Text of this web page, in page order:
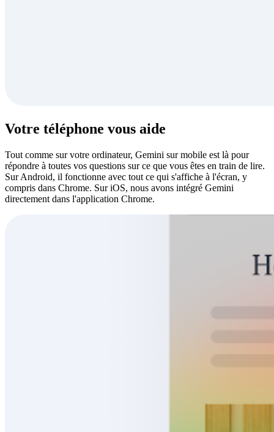
Votre téléphone vous aide
Tout comme sur votre ordinateur, Gemini sur mobile est là pour
répondre à toutes vos questions sur ce que vous êtes en train de lire.
Sur Android, il fonctionne avec tout ce qui s'affiche à l'écran, y
compris dans Chrome. Sur iOS, nous avons intégré Gemini
directement dans l'application Chrome.